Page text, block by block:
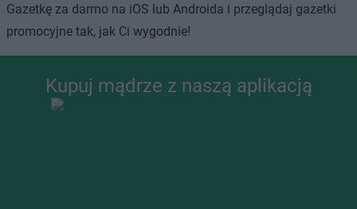
Gazetkę za darmo na iOS lub Androida i przeglądaj gazetki
promocyjne tak, jak Ci wygodnie!
Kupuj mądrze z naszą aplikacją